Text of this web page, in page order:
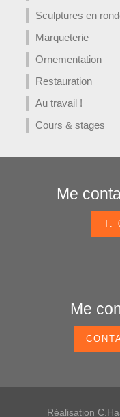
Sculptures en
Marqueterie
Ornementation
Restauration
Au travail !
Cours & stages
Me
T.
Me
Réalisation